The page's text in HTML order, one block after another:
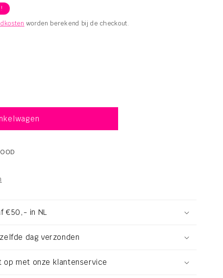
worden berekend bij de checkout.
€50,- in NL
dag verzonden
op met onze klantenservice